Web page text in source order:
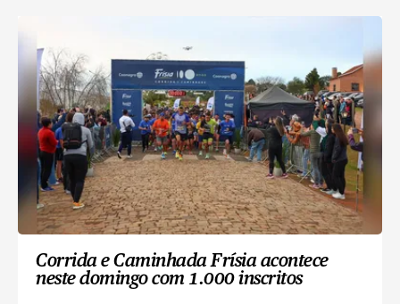
Corrida e Caminhada Frísia acontece
neste domingo com 1.000 inscritos